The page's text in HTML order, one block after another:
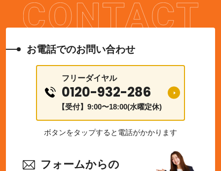
お電話でのお問い合わせ
フリーダイヤル
0120-932-286
【受付】9:00〜18:00(水曜定休)
ボタンをタップすると電話がかかります
フォームからの